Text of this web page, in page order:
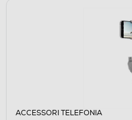
ACCESSORI TELEFONIA